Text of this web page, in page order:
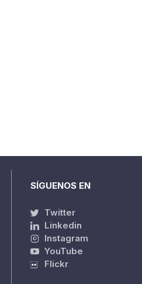
SÍGUENOS EN
Twitter
Linkedin
Instagram
YouTube
Flickr